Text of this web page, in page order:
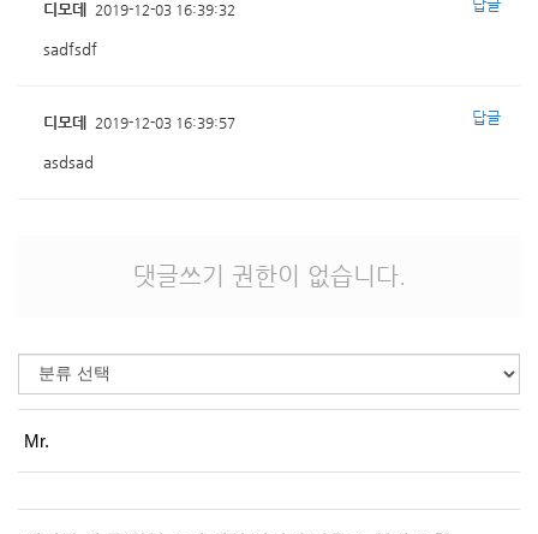
디모데 2019-12-03 16:39:32
sadfsdf
답글
디모데 2019-12-03 16:39:57
asdsad
답글
댓글쓰기 권한이 없습니다.
Mr.